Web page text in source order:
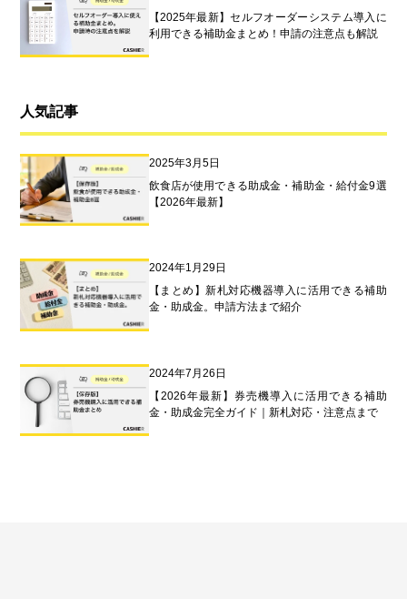
【2025年最新】セルフオーダーシステム導入に
利用できる補助金まとめ！申請の注意点も解説
人気記事
2025年3月5日
飲食店が使用できる助成金・補助金・給付金9選
【2026年最新】
2024年1月29日
【まとめ】新札対応機器導入に活用できる補助
金・助成金。申請方法まで紹介
2024年7月26日
【2026年最新】券売機導入に活用できる補助
金・助成金完全ガイド｜新札対応・注意点まで